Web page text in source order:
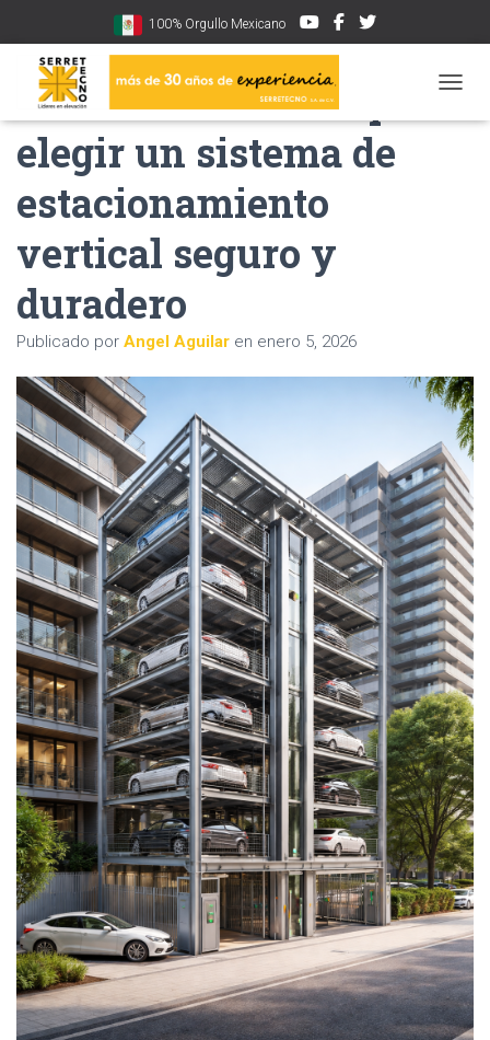
100% Orgullo Mexicano
Recomendaciones para
elegir un sistema de
estacionamiento
vertical seguro y
duradero
Publicado por Angel Aguilar en enero 5, 2026